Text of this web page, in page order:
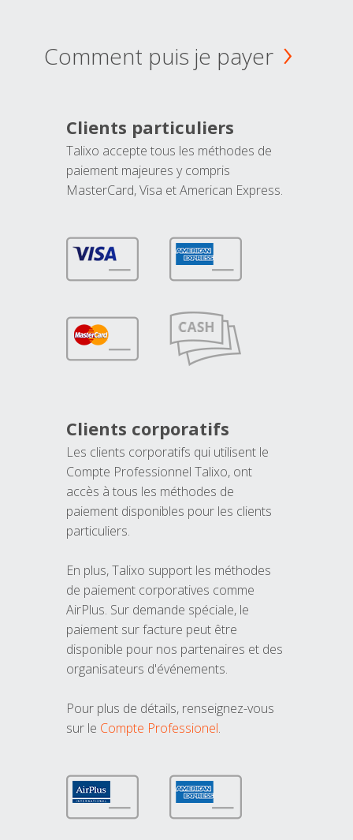
Comment puis je payer
Clients particuliers
Talixo accepte tous les méthodes de
paiement majeures y compris
MasterCard, Visa et American Express.
Clients corporatifs
Les clients corporatifs qui utilisent le
Compte Professionnel Talixo, ont
accès à tous les méthodes de
paiement disponibles pour les clients
particuliers.
En plus, Talixo support les méthodes
de paiement corporatives comme
AirPlus. Sur demande spéciale, le
paiement sur facture peut être
disponible pour nos partenaires et des
organisateurs d'événements.
Pour plus de détails, renseignez-vous
sur le Compte Professionel.